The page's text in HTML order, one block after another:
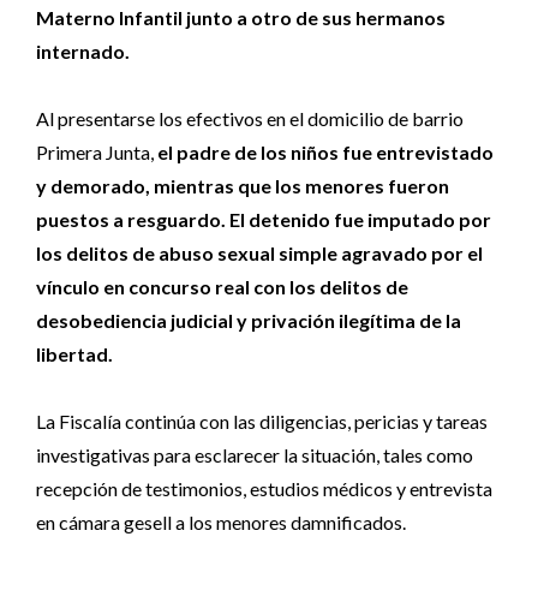
Materno Infantil junto a otro de sus hermanos
internado.
Al presentarse los efectivos en el domicilio de barrio
Primera Junta, el padre de los niños fue entrevistado
y demorado, mientras que los menores fueron
puestos a resguardo. El detenido fue imputado por
los delitos de abuso sexual simple agravado por el
vínculo en concurso real con los delitos de
desobediencia judicial y privación ilegítima de la
libertad.
La Fiscalía continúa con las diligencias, pericias y tareas
investigativas para esclarecer la situación, tales como
recepción de testimonios, estudios médicos y entrevista
en cámara gesell a los menores damnificados.